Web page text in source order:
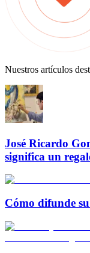
Nuestros artículos
José Ricardo
significa un
Cómo difunde